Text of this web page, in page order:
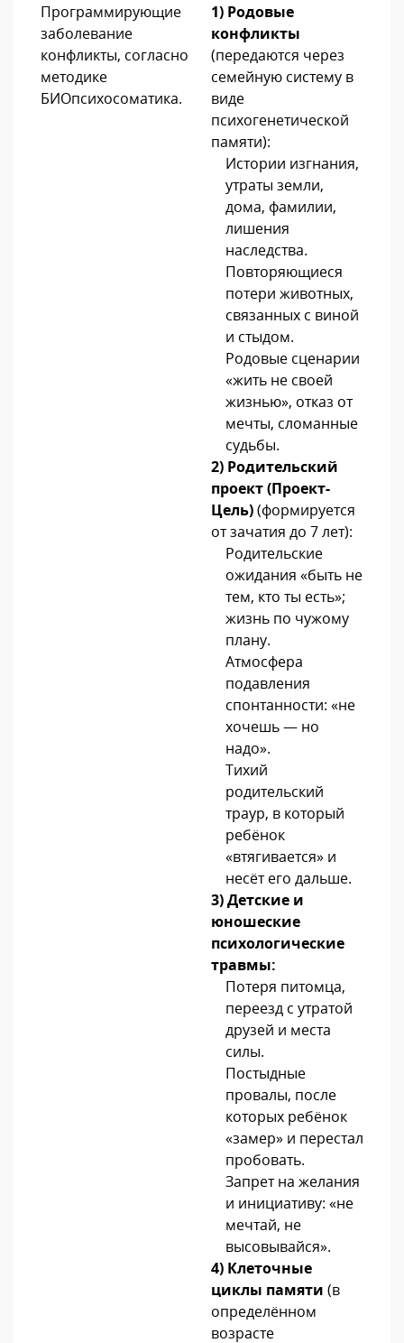
Программирующие
заболевание
конфликты, согласно
методике
БИОпсихосоматика.
1) Родовые
конфликты
(передаются через
семейную систему в
виде
психогенетической
памяти):
Истории изгнания,
утраты земли,
дома, фамилии,
лишения
наследства.
Повторяющиеся
потери животных,
связанных с виной
и стыдом.
Родовые сценарии
«жить не своей
жизнью», отказ от
мечты, сломанные
судьбы.
2) Родительский
проект (Проект-
Цель)(формируется
от зачатия до 7 лет):
Родительские
ожидания «быть не
тем, кто ты есть»;
жизнь по чужому
плану.
Атмосфера
подавления
спонтанности: «не
хочешь — но
надо».
Тихий
родительский
траур, в который
ребёнок
«втягивается» и
несёт его дальше.
3)Детские и
юношеские
психологические
травмы:
Потеря питомца,
переезд с утратой
друзей и места
силы.
Постыдные
провалы, после
которых ребёнок
«замер» и перестал
пробовать.
Запрет на желания
и инициативу: «не
мечтай, не
высовывайся».
4) Клеточные
циклы памяти (в
определённом
возрасте